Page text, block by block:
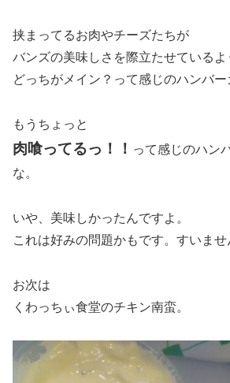
挟まってるお肉やチーズたちが
バンズの美味しさを際立たせているよ
どっちがメイン？って感じのハンバー
もうちょっと
肉喰ってるっ！！ って感じのハン
な。
いや、美味しかったんですよ。
これは好みの問題かもです。すいませ
お次は
くわっちぃ食堂のチキン南蛮。